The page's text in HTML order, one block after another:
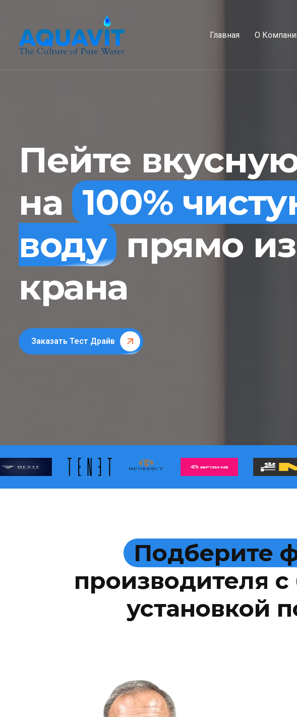
Главная О
Пейте
на 100%
воду прямо
крана
Заказать Тест Драйв
Подберите
производителя
установкой